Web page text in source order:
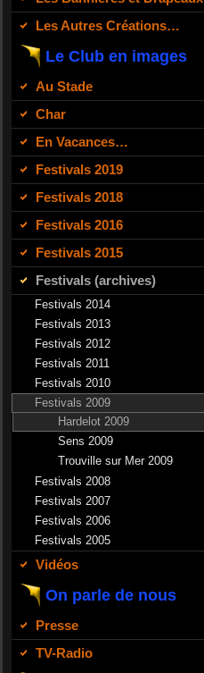
Les Autres Créations…
Le Club en images
Au Stade
Char
En Vacances…
Festivals 2019
Festivals 2018
Festivals 2016
Festivals 2015
Festivals (archives)
Festivals 2014
Festivals 2013
Festivals 2012
Festivals 2011
Festivals 2010
Festivals 2009
Hardelot 2009
Sens 2009
Trouville sur Mer 2009
Festivals 2008
Festivals 2007
Festivals 2006
Festivals 2005
Vidéos
On parle de nous
Presse
TV-Radio